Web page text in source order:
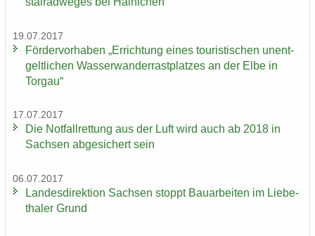
19.07.2017
För­der­vor­ha­ben „Er­rich­tung eines tou­ris­ti­schen un­ent­
gelt­li­chen Was­ser­wan­der­rast­plat­zes an der Elbe in
Tor­gau“
17.07.2017
Die Not­fall­ret­tung aus der Luft wird auch ab 2018 in
Sach­sen ab­ge­si­chert sein
06.07.2017
Lan­des­di­rek­ti­on Sach­sen stoppt Bau­ar­bei­ten im Lie­be­
tha­ler Grund